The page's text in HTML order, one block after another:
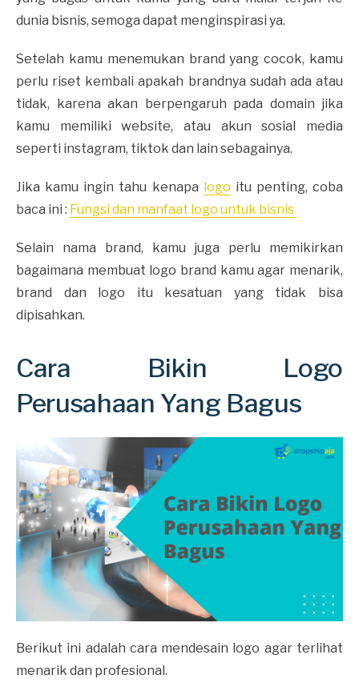
dunia bisnis, semoga dapat menginspirasi ya.
Setelah kamu menemukan brand yang cocok, kamu
perlu riset kembali apakah brandnya sudah ada atau
tidak, karena akan berpengaruh pada domain jika
kamu memiliki website, atau akun sosial media
seperti instagram, tiktok dan lain sebagainya.
Jika kamu ingin tahu kenapa logo itu penting, coba
baca ini : Fungsi dan manfaat logo untuk bisnis
Selain nama brand, kamu juga perlu memikirkan
bagaimana membuat logo brand kamu agar menarik,
brand dan logo itu kesatuan yang tidak bisa
dipisahkan.
Cara Bikin Logo
Perusahaan Yang Bagus
Berikut ini adalah cara mendesain logo agar terlihat
menarik dan profesional.